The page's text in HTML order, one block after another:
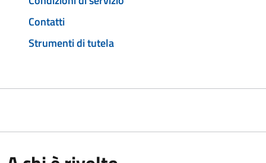
Contatti
Strumenti di tutela